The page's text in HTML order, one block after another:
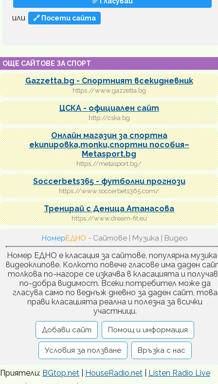
или 🔗 Посети сайта
ОЩЕ САЙТОВЕ ЗА СПОРТ
Gazzetta.bg - Спортният всекидневник
https://www.gazzetta.bg
ЦСКА - официален сайт
http://cska.bg
Онлайн магазин за спортна
екипировка,топки,спортни пособия–
Metasport.bg
https://metasport.bg/
Soccerbets365 - футболни прогнози
https://www.soccerbets365.com/
Тренирай с Деница Атанасова
https://www.dream-fit.eu
НомерЕДНО - Сайтове | Музика | Видео
Номер ЕДНО е класация за сайтове, популярна музика
видеоклипове. Колкото повече гласове има даден
толкова по-нагоре се изкачва в класацията и
по-добра видимост. Всеки потребител може да
гласува само по веднъж дневно за даден сайт, това
прави класацията реална и полезна за всички
участници.
Добави сайт Помощ и информация
Условия за ползване Връзка с нас
Приятели:BGtop.net|HouseRadio.net|Listen Radio Live